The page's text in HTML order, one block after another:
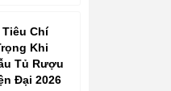
Chí
Khi
Tủ Rượu
Đại 2026